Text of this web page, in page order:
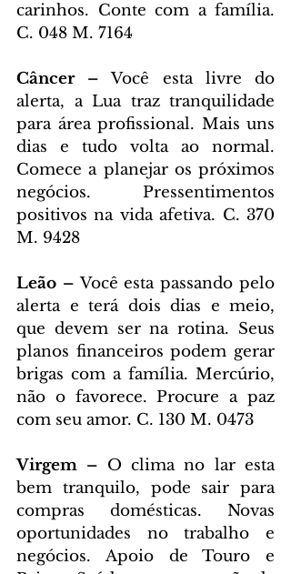
carinhos. Conte com a família.
C. 048 M. 7164
Câncer – Você esta livre do
alerta, a Lua traz tranquilidade
para área profissional. Mais uns
dias e tudo volta ao normal.
Comece a planejar os próximos
negócios. Pressentimentos
positivos na vida afetiva. C. 370
M. 9428
Leão – Você esta passando pelo
alerta e terá dois dias e meio,
que devem ser na rotina. Seus
planos financeiros podem gerar
brigas com a família. Mercúrio,
não o favorece. Procure a paz
com seu amor. C. 130 M. 0473
Virgem – O clima no lar esta
bem tranquilo, pode sair para
compras domésticas. Novas
oportunidades no trabalho e
negócios. Apoio de Touro e